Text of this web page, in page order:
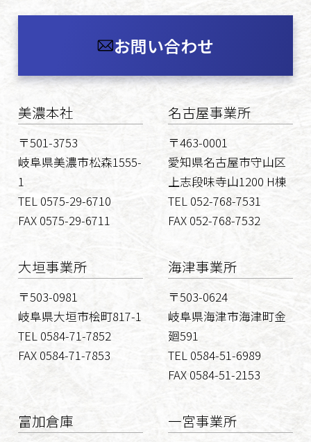
お問い合わせ
美濃本社
〒501-3753
岐阜県美濃市松森1555-
1
TEL 0575-29-6710
FAX 0575-29-6711
名古屋事業所
〒463-0001
愛知県名古屋市守山区
上志段味寺山1200 H棟
TEL 052-768-7531
FAX 052-768-7532
大垣事業所
〒503-0981
岐阜県大垣市桧町817-1
TEL 0584-71-7852
FAX 0584-71-7853
海津事業所
〒503-0624
岐阜県海津市海津町金
廻591
TEL 0584-51-6989
FAX 0584-51-2153
富加倉庫 一宮事業所